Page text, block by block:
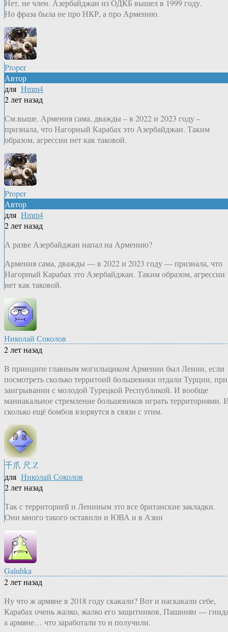
Нет, не член. Азербайджан из ОДКБ вышел в 1999 году.
Но фраза была не про НКР, а про Армению.
Proper
Автор
для Hmm4
2 лет назад
См.выше. Армения сама, дважды – в 2022 и 2023 году –
признала, что Нагорный Карабах это Азербайджан. Таким
образом, агрессии нет как таковой.
Proper
Автор
для Hmm4
2 лет назад
А разве Азербайджан напал на Армению?
Армения сама, дважды — в 2022 и 2023 году — признала, что
Нагорный Карабах это Азербайджан. Таким образом, агрессии
нет как таковой.
Николай Соколов
2 лет назад
В принципе главным могильщиком Армении был Ленин, если
посмотреть сколько территоий большевики отдали Турции, при
заигрывании с молодой Турецкой Республикой. И вообще
маниакальное стремление большевиков играть территориями.
сколько ещё бомбов взорвутся в связи с этим.
千爪 尺.Z
для Николай Соколов
2 лет назад
Так с территорией и Лениным это все британские закладки.
Они много такого оставили и ЮВА и в Азии
Galuhka
2 лет назад
Ну что ж армяне в 2018 году скакали? Вот и наскакали себе,
Карабах очень жалко, жалко его защитников, Пашинян —
а армяне… что заработали то и получили.